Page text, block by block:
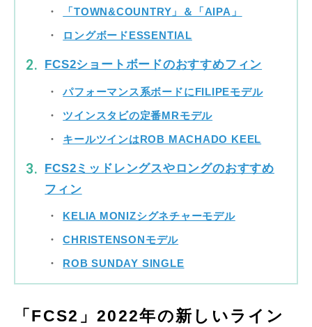
「TOWN&COUNTRY」＆「AIPA」
ロングボードESSENTIAL
FCS2ショートボードのおすすめフィン
パフォーマンス系ボードにFILIPEモデル
ツインスタビの定番MRモデル
キールツインはROB MACHADO KEEL
FCS2ミッドレングスやロングのおすすめ
フィン
KELIA MONIZシグネチャーモデル
CHRISTENSONモデル
ROB SUNDAY SINGLE
「FCS2」2022年の新しいライン